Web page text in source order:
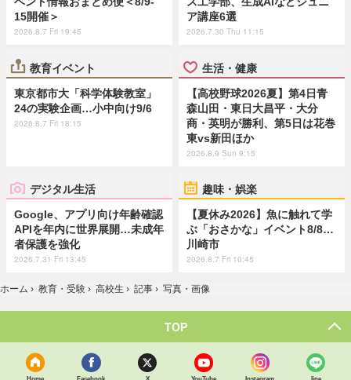
15開催＞
2026.8.7 Fri 19:45
ア講座6選
2026.7.30 Thu 11:15
教育イベント
東京都市大「科学体験教室」
24の実験企画…小中向け9/6
2026.8.7 Fri 18:15
生活・健康
【高校野球2026夏】第4日青
森山田・東日大昌平・大分
商・英明が勝利、第5日は花巻
東vs新田ほか
2026.8.9 Sun 9:15
デジタル生活
Google、アプリ向け年齢確認
APIを年内に世界展開…未成年
者保護を強化
2026.7.31 Fri 13:45
趣味・娯楽
【夏休み2026】魚に触れて学
ぶ「おさかな」イベント8/8…
川崎市
2026.8.7 Fri 10:45
ホーム › 教育・受験 › 高校生 › 記事 › 写真・画像
TOP
Home Facebook X YouTube Instagram line